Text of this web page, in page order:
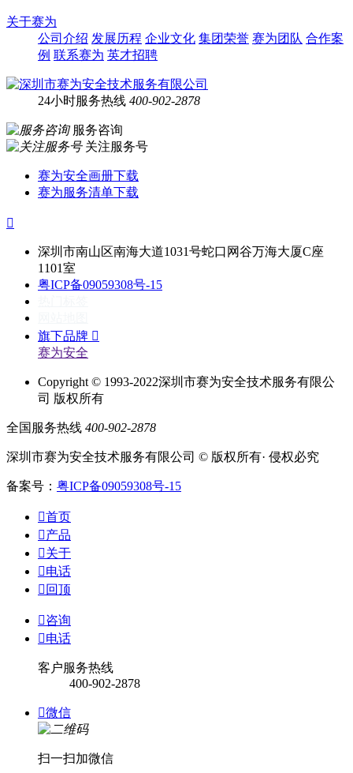
关于赛为
公司介绍 发展历程 企业文化 集团荣誉 赛为团队 合作案
例 联系赛为 英才招聘
24小时服务热线 400-902-2878
服务咨询
关注服务号
赛为安全画册下载
赛为服务清单下载

深圳市南山区南海大道1031号蛇口网谷万海大厦C座
1101室
粤ICP备09059308号-15
旗下品牌 
赛为安全
Copyright © 1993-2022深圳市赛为安全技术服务有限公
司 版权所有
全国服务热线 400-902-2878
深圳市赛为安全技术服务有限公司 © 版权所有· 侵权必究
备案号： 粤ICP备09059308号-15
首页
产品
关于
电话
 回顶
咨询
电话
客户服务热线
400-902-2878
微信
扫一扫加微信